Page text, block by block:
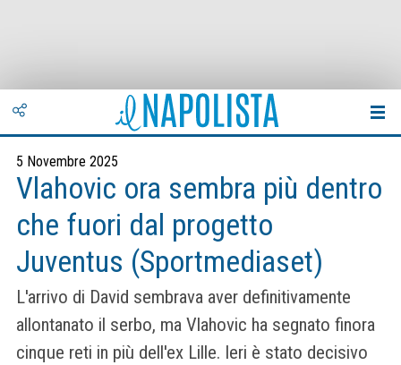
5 Novembre 2025
Vlahovic ora sembra più dentro
che fuori dal progetto
Juventus (Sportmediaset)
L'arrivo di David sembrava aver definitivamente
allontanato il serbo, ma Vlahovic ha segnato finora
cinque reti in più dell'ex Lille. Ieri è stato decisivo